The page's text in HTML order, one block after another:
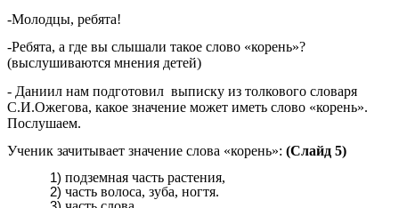
-Молодцы, ребята!
-Ребята, а где вы слышали такое слово «корень»?
(выслушиваются мнения детей)
- Даниил нам подготовил выписку из толкового словаря
С.И.Ожегова, какое значение может иметь слово «корень».
Послушаем.
Ученик зачитывает значение слова «корень»: (Слайд 5)
подземная часть растения,
часть волоса, зуба, ногтя.